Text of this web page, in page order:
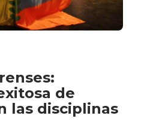
de
las disciplinas